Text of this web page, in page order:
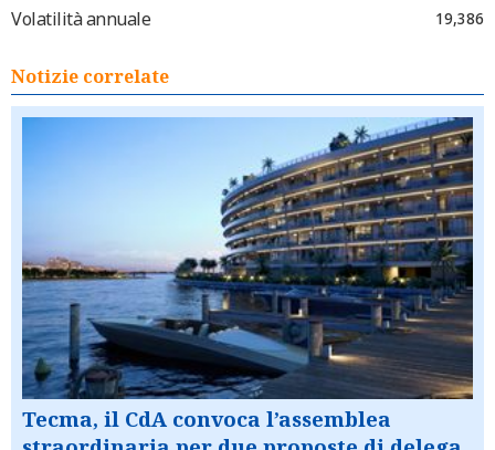
Volatilità annuale 19,386
Notizie correlate
Tecma, il CdA convoca l’assemblea